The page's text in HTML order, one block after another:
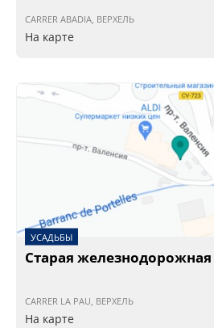
CARRER ABADIA, ВЕРХЕЛЬ
На карте
УСАДЬБЫ
Старая железнодорожная
CARRER LA PAU, ВЕРХЕЛЬ
На карте